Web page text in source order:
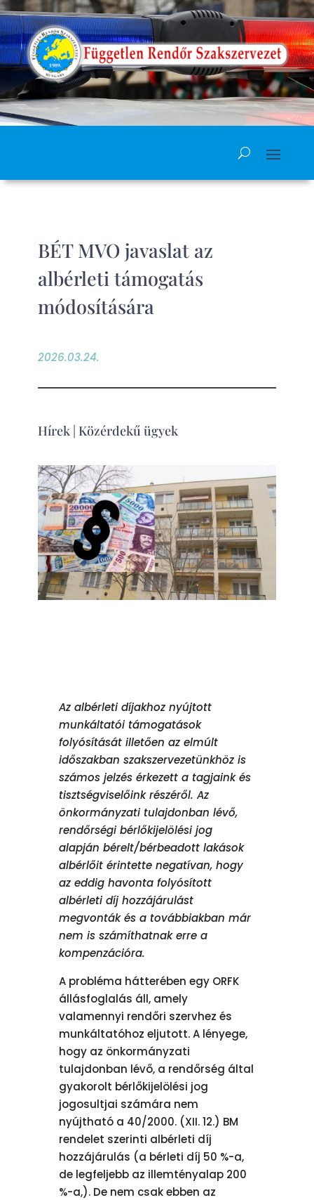
BÉT MVO javaslat az
albérleti támogatás
módosítására
2026.03.24.
Hírek| Közérdekű ügyek
Az albérleti díjakhoz nyújtott
munkáltatói támogatások
folyósítását illetően az elmúlt
időszakban szakszervezetünkhöz is
számos jelzés érkezett a tagjaink és
tisztségviselőink részéről. Az
önkormányzati tulajdonban lévő,
rendőrségi bérlőkijelölési jog
alapján bérelt/bérbeadott lakások
albérlőit érintette negatívan, hogy
az eddig havonta folyósított
albérleti díj hozzájárulást
megvonták és a továbbiakban már
nem is számíthatnak erre a
kompenzációra.
A probléma hátterében egy ORFK
állásfoglalás áll, amely
valamennyi rendőri szervhez és
munkáltatóhoz eljutott. A lényege,
hogy az önkormányzati
tulajdonban lévő, a rendőrség által
gyakorolt bérlőkijelölési jog
jogosultjai számára nem
nyújtható a 40/2000. (XII. 12.) BM
rendelet szerinti albérleti díj
hozzájárulás (a bérleti díj 50 %-a,
de legfeljebb az illemtényalap 200
%-a,). De nem csak ebben az